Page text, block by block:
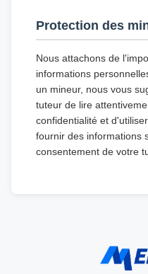
Protection des
Nous attachons de
informations
un mineur, nous vous
tuteur de lire
confidentialité et
fournir des informations
consentement de votre